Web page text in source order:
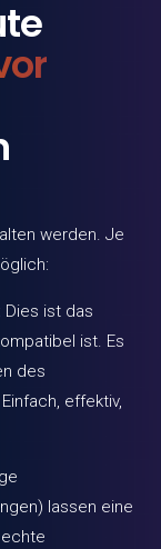
werden. Je
Dies ist das
ist. Es
des
effektiv,
lassen eine